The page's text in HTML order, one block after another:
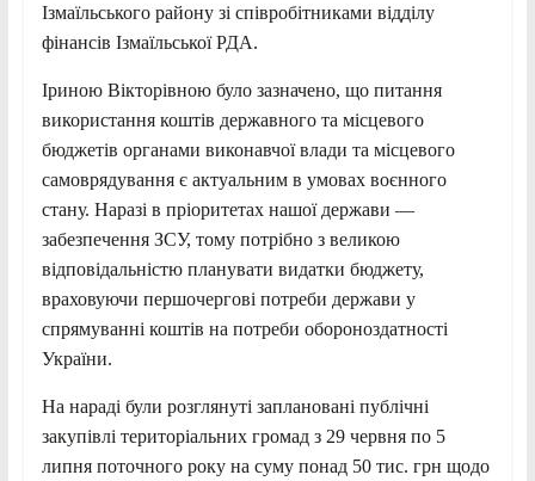
Ізмаїльського району зі співробітниками відділу
фінансів Ізмаїльської РДА.
Іриною Вікторівною було зазначено, що питання
використання коштів державного та місцевого
бюджетів органами виконавчоївлади та місцевого
самоврядування є актуальним в умовах воєнного
стану. Наразі в пріоритетах нашої держави —
забезпечення ЗСУ, тому потрібно з великою
відповідальністю планувати видатки бюджету,
враховуючи першочергові потреби держави у
спрямуванні коштів на потреби обороноздатності
України.
На нараді були розглянуті заплановані публічні
закупівлі територіальних громад з 29 червня по 5
липня поточного року на суму понад 50 тис. грн щодо